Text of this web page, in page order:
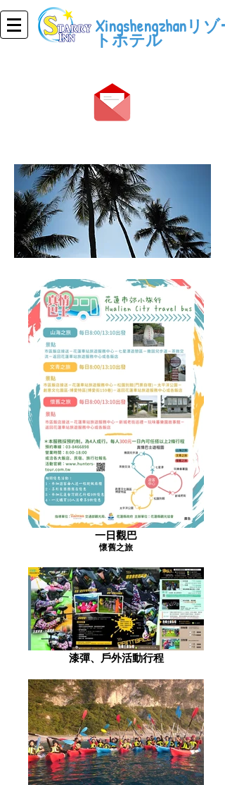
Xingshengzhanリゾー
トホテル
一日觀巴
懷舊之旅
漆彈、戶外活動行程